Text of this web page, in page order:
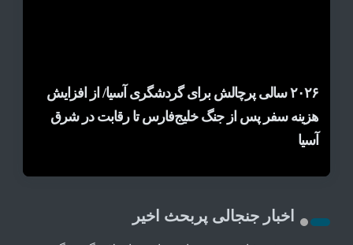
۲۰۲۶ سالی پرچالش برای گردشگری آسیا/ از افزایش
هزینه سفر پس از جنگ خلیج‌فارس تا رقابت در شرق
آسیا
شوک انرژی هوانوردی جهان را زمین‌گیر کرد/
گردشگری اروپا در آستانه ورشکستگی
سرمایه‌گذاری جهانی در گردشگری از مرز یک تریلیون
دلار گذشت/ WTTC: آینده صنعت سفر با شتاب
سرمایه‌گذاری جهانی تضمین می‌شود
مادرید رکورد تاریخی درآمد گردشگری را شکست/
هزینه‌کرد گردشگران خارجی از ۱۰ میلیارد یورو فراتر
رفت
اخبار جنجالی پربحث اخیر